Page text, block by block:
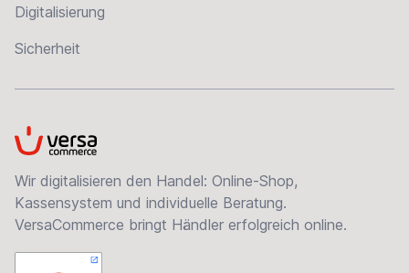
Digitalisierung
Sicherheit
VersaCommerce
Wir digitalisieren den Handel: Online-Shop,
Kassensystem und individuelle Beratung.
VersaCommerce bringt Händler erfolgreich online.